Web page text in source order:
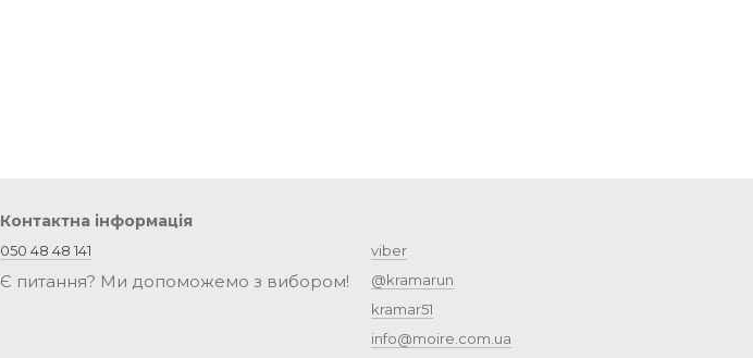
Контактна інформація
050 48 48 141
Є питання? Ми допоможемо з вибором!
viber
@kramarun
kramar51
info@moire.com.ua